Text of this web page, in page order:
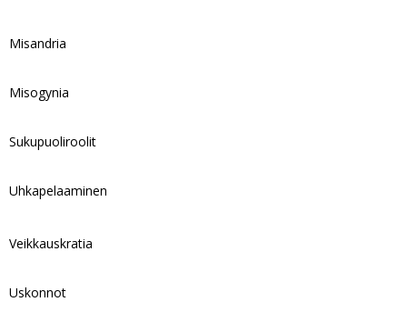
Misandria
Misogynia
Sukupuoliroolit
Uhkapelaaminen
Veikkauskratia
Uskonnot